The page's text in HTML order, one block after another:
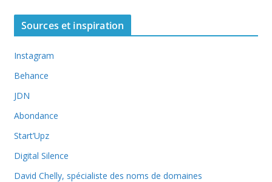
Sources et inspiration
Instagram
Behance
JDN
Abondance
Start’Upz
Digital Silence
David Chelly, spécialiste des noms de domaines